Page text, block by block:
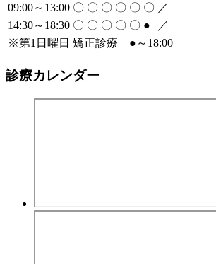
09:00～13:00 〇 〇 〇 〇 〇 〇 ／
14:30～18:30 〇 〇 〇 〇 〇 ●
／
※第1日曜日 矯正診療 ● ～18:00
診療カレンダー